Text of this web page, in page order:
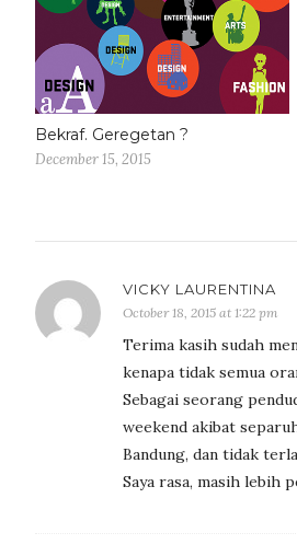
Bekraf. Geregetan ?
December 15, 2015
VICKY LAURENTINA
October 18, 2015 at 1:22 pm
Terima kasih sudah
kenapa tidak semua
Sebagai seorang
weekend akibat
Bandung, dan tidak
Saya rasa, masih lebih